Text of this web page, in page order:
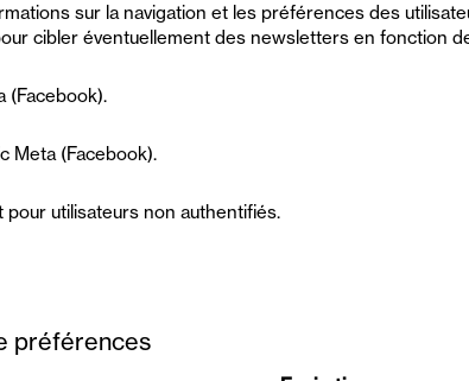
sur la navigation et les préférences des
cibler éventuellement des newsletters en fonction
(Facebook).
Meta (Facebook).
utilisateurs non authentifiés.
préférences